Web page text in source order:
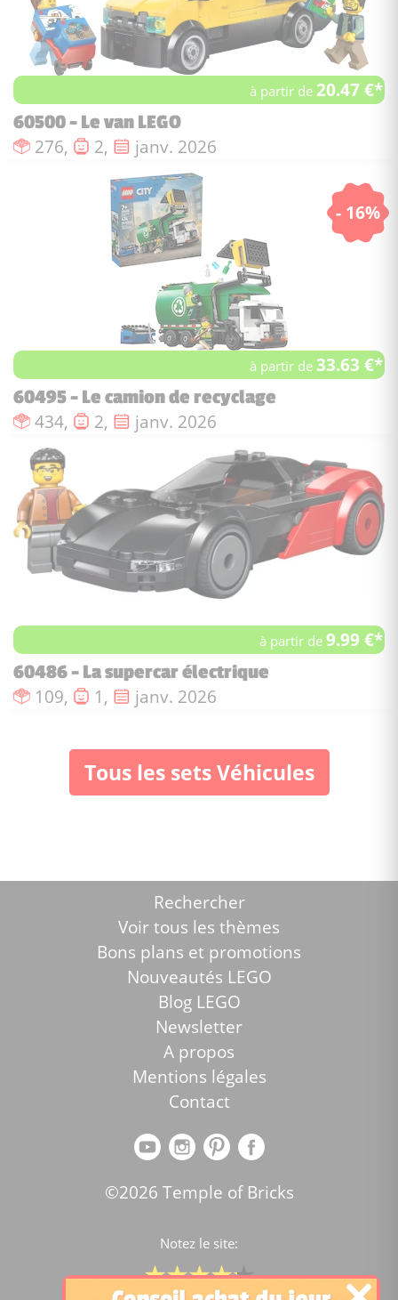
à partir de20.47 €*
60500 - Le van LEGO
Nombre de pièces :
276, Nombre de figurines :
2, Date de sortie :
janv. 2026
- 16%
à partir de33.63 €*
60495 - Le camion de recyclage
Nombre de pièces :
434, Nombre de figurines :
2, Date de sortie :
janv. 2026
à partir de9.99 €*
60486 - La supercar électrique
Nombre de pièces :
109, Nombre de figurines :
1, Date de sortie :
janv. 2026
Tous les sets Véhicules
Rechercher
Voir tous les thèmes
Bons plans et promotions
Nouveautés LEGO
Blog LEGO
Newsletter
A propos
Mentions légales
Contact
©2026 Temple of Bricks
Notez le site: